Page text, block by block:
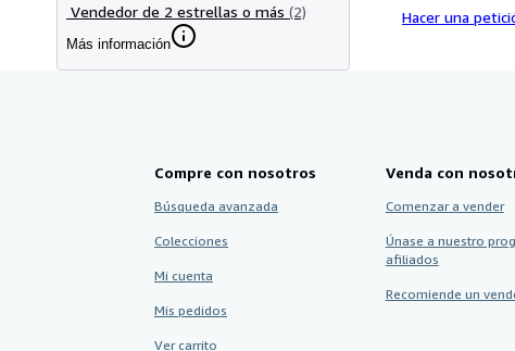
Vendedor de 2 estrellas o más (2)
Más información
Hacer una
Compre con nosotros
Búsqueda avanzada
Colecciones
Mi cuenta
Mis pedidos
Ver carrito
Venda con
Comenzar a vender
Únase a nuestro
afiliados
Recomiende un